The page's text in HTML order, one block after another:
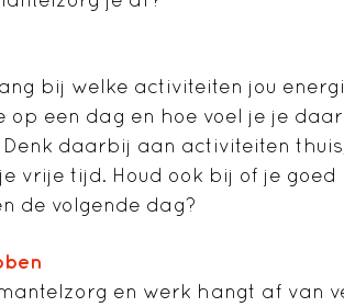
bij welke activiteiten jou
op een dag en hoe voel je je
daarbij aan activiteiten
vrije tijd. Houd ook bij of je
de volgende dag?
en werk hangt af van